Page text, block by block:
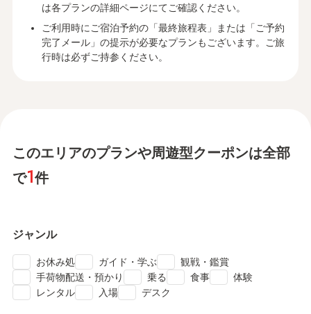
は各プランの詳細ページにてご確認ください。
ご利用時にご宿泊予約の「最終旅程表」または「ご予約
完了メール」の提示が必要なプランもございます。ご旅
行時は必ずご持参ください。
このエリアのプランや周遊型クーポンは全部
で1件
ジャンル
お休み処 ガイド・学ぶ 観戦・鑑賞
手荷物配送・預かり 乗る 食事 体験
レンタル 入場 デスク